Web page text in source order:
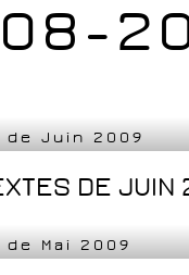
de Juin 2009
DE
Mai 2009